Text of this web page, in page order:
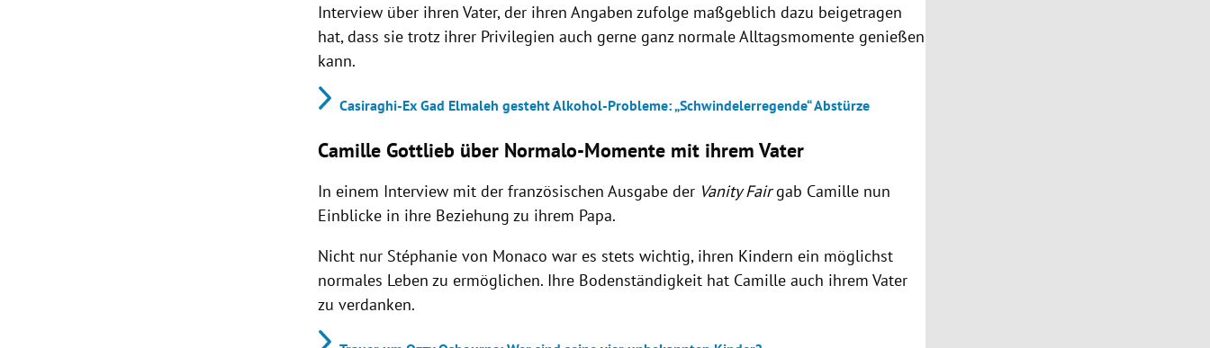
Interview über ihren Vater, der ihren Angaben zufolge maßgeblich dazu beigetragen
hat, dass sie trotz ihrer Privilegien auch gerne ganz normale Alltagsmomente genießen
kann.
Casiraghi-Ex Gad Elmaleh gesteht Alkohol-Probleme: „Schwindelerregende“ Abstürze
Camille Gottlieb über Normalo-Momente mit ihrem Vater
In einem Interview mit der französischen Ausgabe der Vanity Fairgab Camille nun
Einblicke in ihre Beziehung zu ihrem Papa.
Nicht nur Stéphanie von Monaco war es stets wichtig, ihren Kindern ein möglichst
normales Leben zu ermöglichen. Ihre Bodenständigkeit hat Camille auch ihrem Vater
zu verdanken.